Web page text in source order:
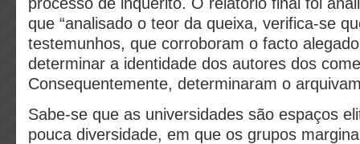
que “analisado o teor da queixa, verifica-se
testemunhos, que corroboram o facto
determinar a identidade dos autores dos
Consequentemente, determinaram o
Sabe-se que as universidades são espaços
pouca diversidade, em que os grupos